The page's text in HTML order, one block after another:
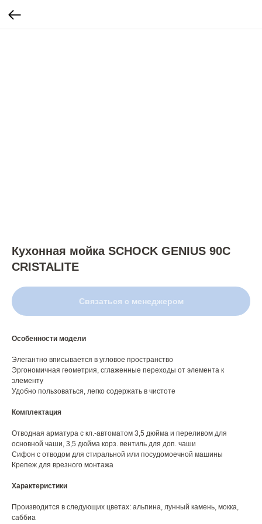
Кухонная мойка SCHOCK GENIUS 90C
CRISTALITE
Связаться с менеджером
Особенности модели
Элегантно вписывается в угловое пространство
Эргономичная геометрия, сглаженные переходы от элемента к
элементу
Удобно пользоваться, легко содержать в чистоте
Комплектация
Отводная арматура с кл.-автоматом 3,5 дюйма и переливом для
основной чаши, 3,5 дюйма корз. вентиль для доп. чаши
Сифон с отводом для стиральной или посудомоечной машины
Крепеж для врезного монтажа
Характеристики
Производится в следующих цветах: альпина, лунный камень, мокка,
саббиа